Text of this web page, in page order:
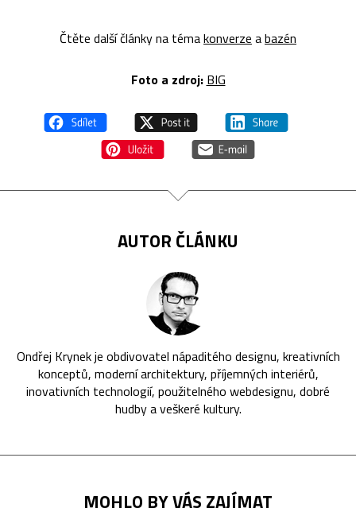
Čtěte další články na témakonverze abazén
Foto a zdroj: BIG
AUTOR ČLÁNKU
Ondřej Krynek je obdivovatel nápaditého designu, kreativních
konceptů, moderní architektury, příjemných interiérů,
inovativních technologií, použitelného webdesignu, dobré
hudby a veškeré kultury.
MOHLO BY VÁS ZAJÍMAT